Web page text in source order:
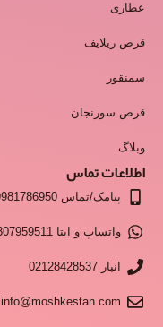
عطاری
قرص ریلایف
سمنقور
قرص سورنجان
وبلاگ
اطلاعات تماس
پیامک/تماس 09981786950
واتساپ و ایتا 09307959511
انبار 02128428537
info@moshkestan.com